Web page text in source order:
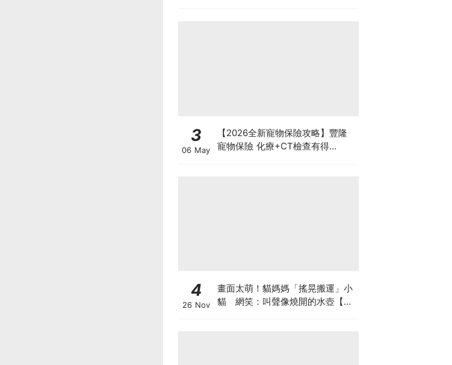
3
06 May
【2026全新寵物保險攻略】豐隆
寵物保險 化療+CT檢查有得
4
26 Nov
畫面太萌！貓媽媽「搖晃搬運」小
貓 網笑：叫聲像燒開的水壺【有